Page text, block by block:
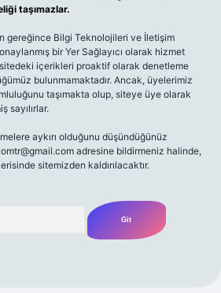
taşımazlar.
gereğince Bilgi Teknolojileri ve İletişim
bir Yer Sağlayıcı olarak hizmet
içerikleri proaktif olarak denetleme
bulunmamaktadır. Ancak, üyelerimiz
taşımakta olup, siteye üye olarak
sayılırlar.
aykırı olduğunu düşündüğünüz
adresine bildirmeniz halinde,
sitemizden kaldırılacaktır.